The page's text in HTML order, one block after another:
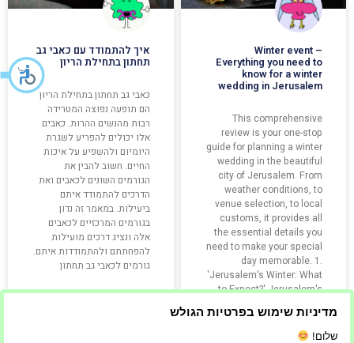
Winter event –
Everything you need to
know for a winter
wedding in Jerusalem
This comprehensive
review is your one-stop
guide for planning a winter
wedding in the beautiful
city of Jerusalem. From
weather conditions, to
venue selection, to local
customs, it provides all
the essential details you
need to make your special
day memorable. 1.
'Jerusalem's Winter: What
to Expect?' Jerusalem's
איך להתמודד עם כאבי גב
תחתון בתחילת הריון
כאבי גב תחתון בתחילת הריון
הם תופעה נפוצה המטרידה
רבות מהנשים ההרות. כאבים
אלו יכולים להפריע לשגרת
היומיום ולהשפיע על איכות
החיים. חשוב להבין את
הגורמים השונים לכאבים ואת
הדרכים להתמודד איתם
ביעילות. במאמר זה נדון
בגורמים המרכזיים לכאבים
אלה ונציג דרכים מועילות
להפחתתם ולהתמודדות איתם.
גורמים לכאבי גב תחתון
מדיניות שימוש בפרטיות הגולש
שלום!